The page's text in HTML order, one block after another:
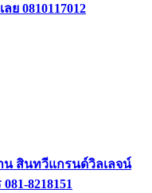
0810117012
น สินทวีแกรนด์วิลเลจน์
8218151